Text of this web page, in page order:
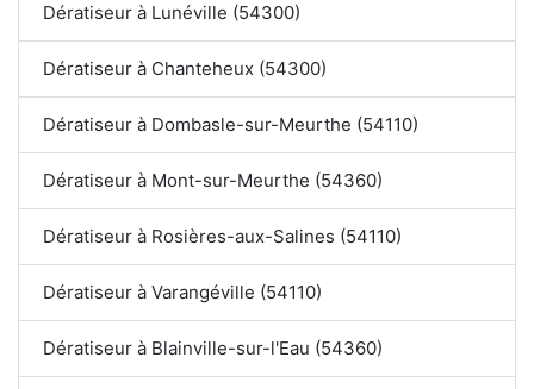
Dératiseur à Lunéville (54300)
Dératiseur à Chanteheux (54300)
Dératiseur à Dombasle-sur-Meurthe (54110)
Dératiseur à Mont-sur-Meurthe (54360)
Dératiseur à Rosières-aux-Salines (54110)
Dératiseur à Varangéville (54110)
Dératiseur à Blainville-sur-l'Eau (54360)